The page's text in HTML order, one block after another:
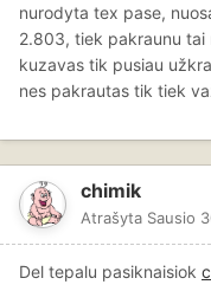
nurodyta tex pase,
2.803, tiek pakraunu tai
kuzavas tik pusiau
nes pakrautas tik tiek
chimik
Atrašyta Sausio
Del tepalu pasiknaisiok